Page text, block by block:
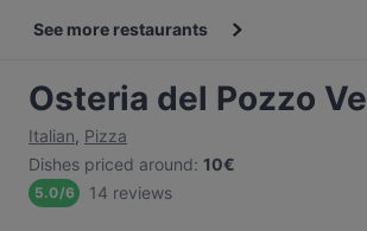
See more restaurants
Osteria del Pozzo
Italian, Pizza
Dishes priced around: 10€
5.0/6 14 reviews